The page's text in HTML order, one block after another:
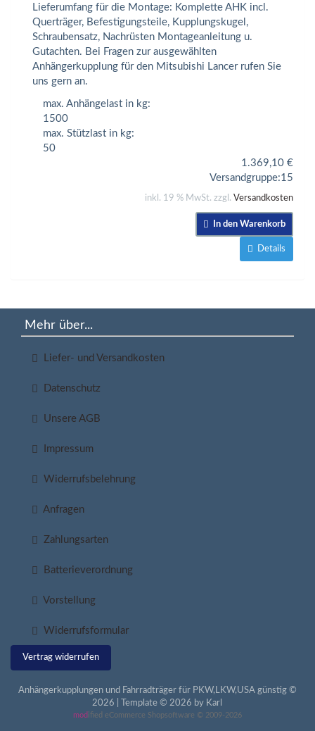
Lieferumfang für die Montage: Komplette AHK incl.
Querträger, Befestigungsteile, Kupplungskugel,
Schraubensatz, Nachrüsten Montageanleitung u.
Gutachten. Bei Fragen zur ausgewählten
Anhängerkupplung für den Mitsubishi Lancer rufen Sie
uns gern an.
max. Anhängelast in kg:
1500
max. Stützlast in kg:
50
1.369,10 €
Versandgruppe:15
inkl. 19 % MwSt. zzgl. Versandkosten
In den Warenkorb
Details
Mehr über...
Liefer- und Versandkosten
Datenschutz
Unsere AGB
Impressum
Widerrufsbelehrung
Anfragen
Zahlungsarten
Batterieverordnung
Vorstellung
Widerrufsformular
Vertrag widerrufen
Anhängerkupplungen und Fahrradträger für PKW,LKW,USA günstig ©
2026 | Template © 2026 by Karl
mod ified eCommerce Shopsoftware © 2009-2026